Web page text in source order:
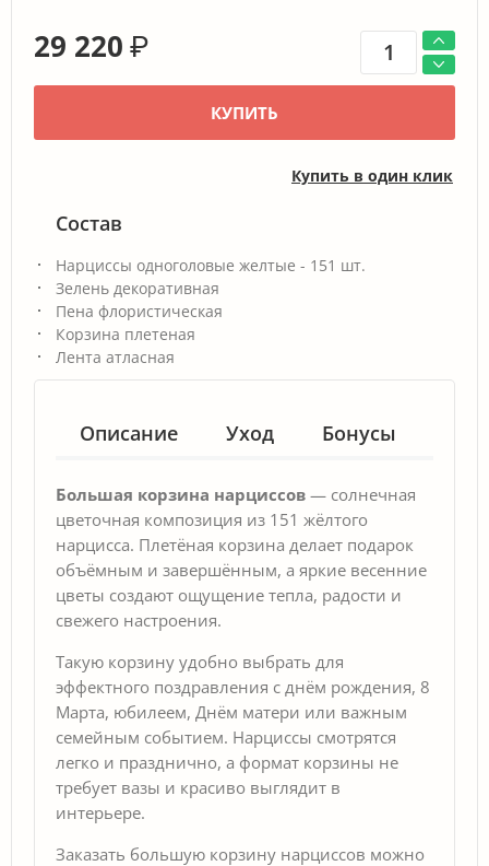
29 220 ₽
КУПИТЬ
Купить в один клик
Состав
Нарциссы одноголовые желтые - 151 шт.
Зелень декоративная
Пена флористическая
Корзина плетеная
Лента атласная
Описание Уход Бонусы
Большая корзина нарциссов — солнечная
цветочная композиция из 151 жёлтого
нарцисса. Плетёная корзина делает подарок
объёмным и завершённым, а яркие весенние
цветы создают ощущение тепла, радости и
свежего настроения.
Такую корзину удобно выбрать для
эффектного поздравления с днём рождения, 8
Марта, юбилеем, Днём матери или важным
семейным событием. Нарциссы смотрятся
легко и празднично, а формат корзины не
требует вазы и красиво выглядит в
интерьере.
Заказать большую корзину нарциссов можно